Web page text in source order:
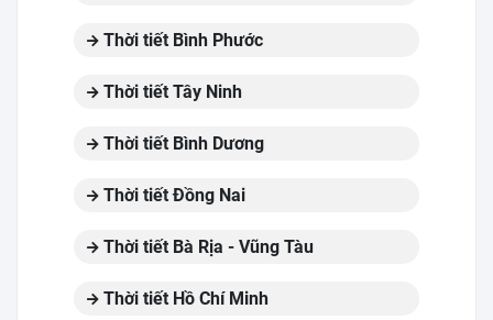
Thời tiết Bình Phước
Thời tiết Tây Ninh
Thời tiết Bình Dương
Thời tiết Đồng Nai
Thời tiết Bà Rịa - Vũng Tàu
Thời tiết Hồ Chí Minh